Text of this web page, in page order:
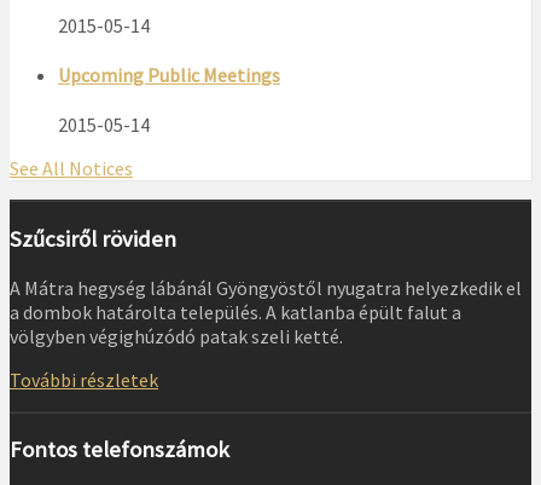
2015-05-14
Upcoming Public Meetings
2015-05-14
See All Notices
Szűcsiről röviden
A Mátra hegység lábánál Gyöngyöstől nyugatra helyezkedik el
a dombok határolta település. A katlanba épült falut a
völgyben végighúzódó patak szeli ketté.
További részletek
Fontos telefonszámok